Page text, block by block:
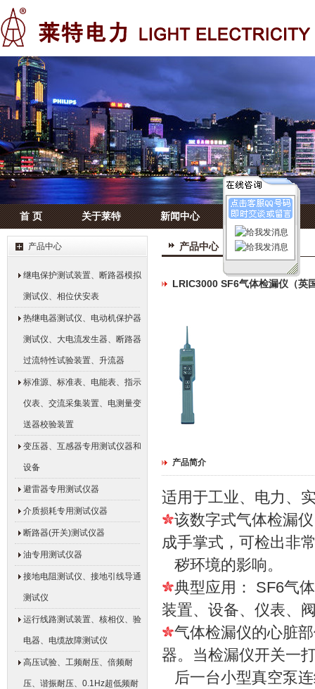
首 页 关于莱特 新闻中心 产品中心
产品中心
继电保护测试装置、断路器模拟
测试仪、相位伏安表
热继电器测试仪、电动机保护器
测试仪、大电流发生器、断路器
过流特性试验装置、升流器
标准源、标准表、电能表、指示
仪表、交流采集装置、电测量变
送器校验装置
变压器、互感器专用测试仪器和
设备
避雷器专用测试仪器
介质损耗专用测试仪器
断路器(开关)测试仪器
油专用测试仪器
接地电阻测试仪、接地引线导通
测试仪
运行线路测试装置、核相仪、验
电器、电缆故障测试仪
高压试验、工频耐压、倍频耐
压、谐振耐压、0.1Hz超低频耐
产品中心
LRIC3000 SF6气体检漏仪（英
产品简介
适用于工业、电力、
该数字式气体检漏
成手掌式，可检出非
秽环境的影响。
典型应用： SF6气
装置、设备、仪表、
气体检漏仪的心脏
器。当检漏仪开关一
后一台小型真空泵